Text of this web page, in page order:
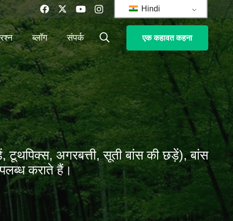
Hindi
ब्लॉग संपर्क एक कहावत कहना
टूथपिक्स, अगरबत्ती, सूती बांस की छड़ें), बांस
कराते हैं।